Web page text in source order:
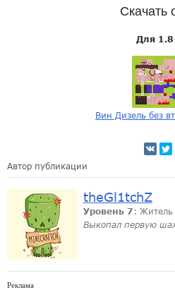
Скачать
Для
Вин Дизель без
Автор публикации
theGl1tchZ
Уровень 7 : Житель
Выкопал первую
Реклама